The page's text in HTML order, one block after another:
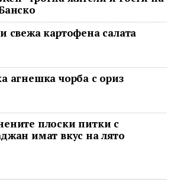
свежа картофена салата
агнешка чорба с ориз
плоски питки с
имат вкус на лято